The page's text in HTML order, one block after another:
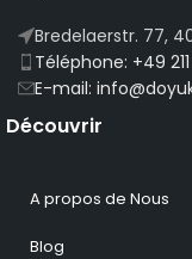
Bredelaerstr. 77,
Téléphone: +49
E-mail:
Découvrir
A propos de Nous
Blog